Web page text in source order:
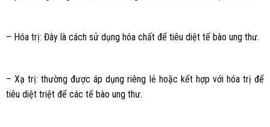
– Hóa trị: Đây là cách sử dụng hóa chất để tiêu diệt tế bào ung thư.
– Xạ trị: thường được áp dụng riêng lẻ hoặc kết hợp với hóa trị để
tiêu diệt triệt để các tế bào ung thư.